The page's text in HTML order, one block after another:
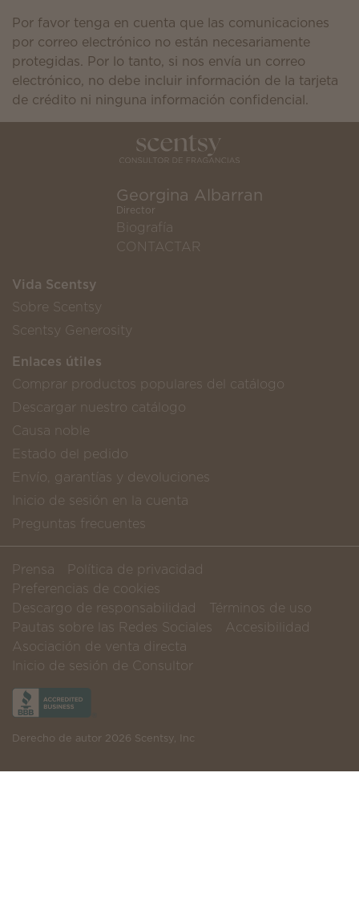
Por favor tenga en cuenta que las comunicaciones
por correo electrónico no están necesariamente
protegidas. Por lo tanto, si nos envía un correo
electrónico, no debe incluir información de la tarjeta
de crédito ni ninguna información confidencial.
Georgina Albarran
Director
Biografía
CONTACTAR
Vida Scentsy
Sobre Scentsy
Scentsy Generosity
Enlaces útiles
Comprar productos populares del catálogo
Descargar nuestro catálogo
Causa noble
Estado del pedido
Envío, garantías y devoluciones
Inicio de sesión en la cuenta
Preguntas frecuentes
Prensa
Política de privacidad
Preferencias de cookies
Descargo de responsabilidad
Términos de uso
Pautas sobre las Redes Sociales
Accesibilidad
Asociación de venta directa
Inicio de sesión de Consultor
Derecho de autor 2026 Scentsy, Inc